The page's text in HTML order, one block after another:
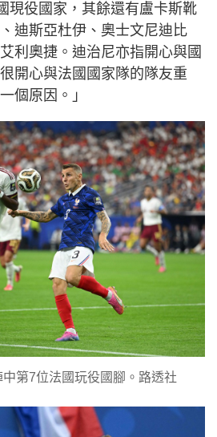
現役國家，其餘還有盧卡斯靴
迪斯亞杜伊、奧士文尼迪比
利奧捷。迪治尼亦指開心與國
開心與法國國家隊的隊友重
個原因。」
第7位法國玩役國腳。路透社